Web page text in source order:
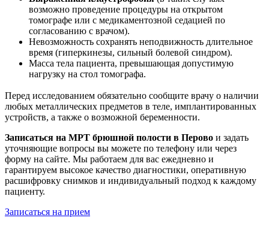
возможно проведение процедуры на открытом
томографе или с медикаментозной седацией по
согласованию с врачом).
Невозможность сохранять неподвижность длительное
время (гиперкинезы, сильный болевой синдром).
Масса тела пациента, превышающая допустимую
нагрузку на стол томографа.
Перед исследованием обязательно сообщите врачу о наличии
любых металлических предметов в теле, имплантированных
устройств, а также о возможной беременности.
Записаться на МРТ брюшной полости в Перово и задать
уточняющие вопросы вы можете по телефону или через
форму на сайте. Мы работаем для вас ежедневно и
гарантируем высокое качество диагностики, оперативную
расшифровку снимков и индивидуальный подход к каждому
пациенту.
Записаться на прием